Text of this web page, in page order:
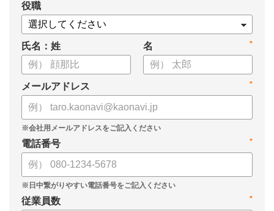
役職
氏名：姓 *
名
*
メールアドレス
*
電話番号
*
従業員数